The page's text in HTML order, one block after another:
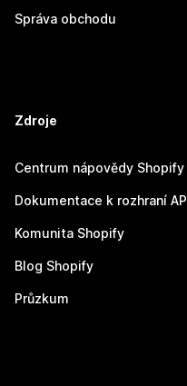
Správa obchodu
Zdroje
Centrum nápovědy Shopify
Dokumentace k rozhraní API
Komunita Shopify
Blog Shopify
Průzkum